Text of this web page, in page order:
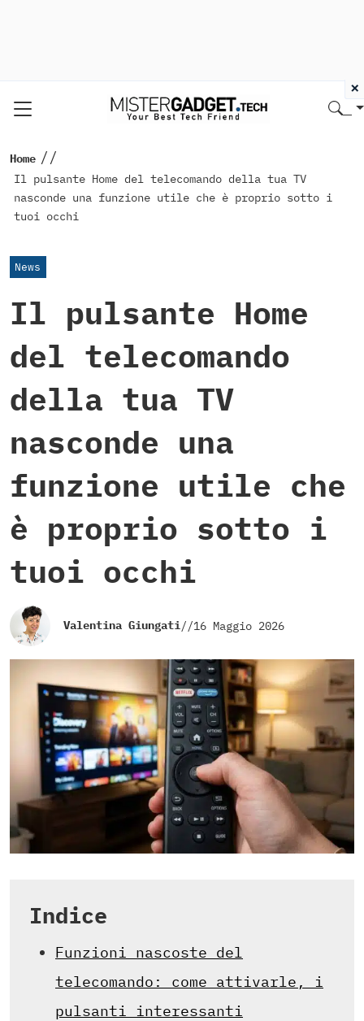
Home //
Il pulsante Home del telecomando della tua TV
nasconde una funzione utile che è proprio sotto i
tuoi occhi
News
Il pulsante Home
del telecomando
della tua TV
nasconde una
funzione utile che
è proprio sotto i
tuoi occhi
Valentina Giungati//16 Maggio 2026
Indice
Funzioni nascoste del
telecomando: come attivarle, i
pulsanti interessanti
×